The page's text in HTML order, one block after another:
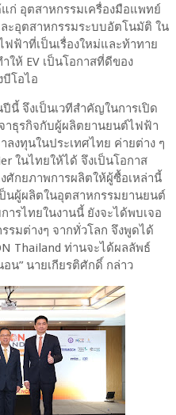
ก่ อุตสาหกรรมเครื่องมือแพทย์
ะอุตสาหกรรมระบบอัตโนมัติ ใน
ฟ้าที่เป็นเรื่องใหม่และท้าทาย
ห้ EV เป็นโอกาสที่ดีของ
โอไอ
ปีนี้ จึงเป็นเวทีสำคัญในการเปิด
าธุรกิจกับผู้ผลิตยานยนต์ไฟฟ้า
ลงทุนในประเทศไทย ค่ายต่าง ๆ
ในไทยให้ได้ จึงเป็นโอกาส
กยภาพการผลิตให้ผู้ซื้อเหล่านี้
นผู้ผลิตในอุตสาหกรรมยานยนต์
รไทยในงานนี้ ยังจะได้พบเจอ
รมต่างๆ จากทั่วโลก จึงพูดได้
Thailand ท่านจะได้ผลลัพธ์
น” นายเกียรติศักดิ์ กล่าว